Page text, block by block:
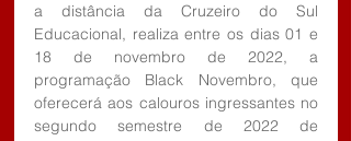
a distância da Cruzeiro do Sul
Educacional, realiza entre os dias 01 e
18 de novembro de 2022, a
programação Black Novembro, que
oferecerá aos calouros ingressantes no
segundo semestre de 2022 de